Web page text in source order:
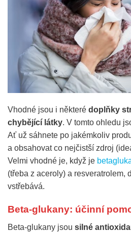
Vhodné jsou i některé doplňky
chybějící látky. V tomto ohledu
Ať už sáhnete po jakémkoliv
a obsahovat co nejčistší zdroj
Velmi vhodné je, když je
(třeba z aceroly) a resveratrolem,
vstřebává.
Beta-glukany: účinní
Beta-glukany jsou silné